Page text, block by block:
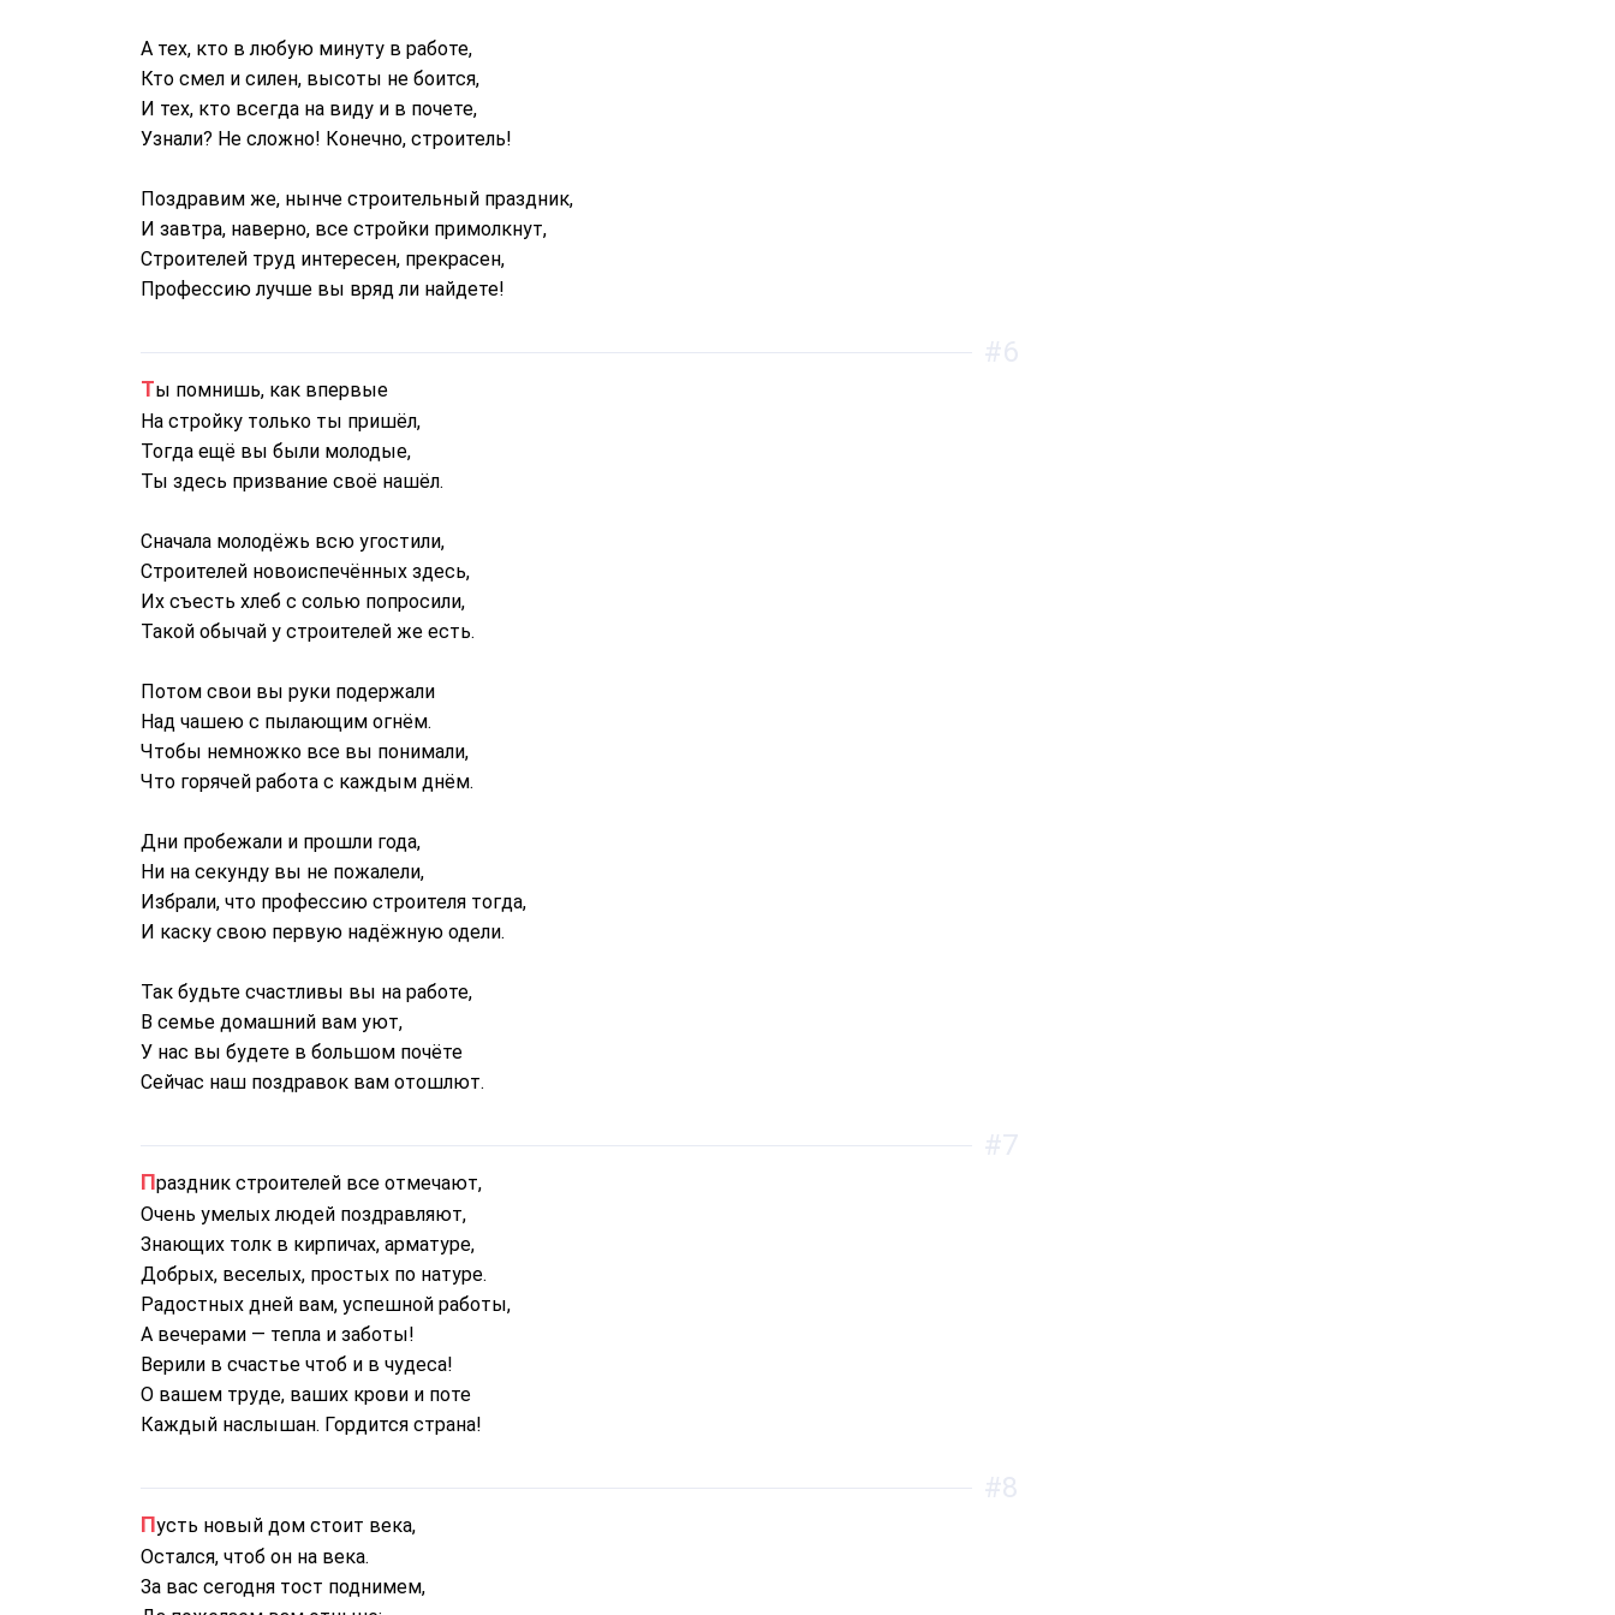
А тех, кто в любую минуту в работе,
Кто смел и силен, высоты не боится,
И тех, кто всегда на виду и в почете,
Узнали? Не сложно! Конечно, строитель!
Поздравим же, нынче строительный праздник,
И завтра, наверно, все стройки примолкнут,
Строителей труд интересен, прекрасен,
Профессию лучше вы вряд ли найдете!
Ты помнишь, как впервые
На стройку только ты пришёл,
Тогда ещё вы были молодые,
Ты здесь призвание своё нашёл.
Сначала молодёжь всю угостили,
Строителей новоиспечённых здесь,
Их съесть хлеб с солью попросили,
Такой обычай у строителей же есть.
Потом свои вы руки подержали
Над чашею с пылающим огнём.
Чтобы немножко все вы понимали,
Что горячей работа с каждым днём.
Дни пробежали и прошли года,
Ни на секунду вы не пожалели,
Избрали, что профессию строителя тогда,
И каску свою первую надёжную одели.
Так будьте счастливы вы на работе,
В семье домашний вам уют,
У нас вы будете в большом почёте
Сейчас наш поздравок вам отошлют.
#6
Праздник строителей все отмечают,
Очень умелых людей поздравляют,
Знающих толк в кирпичах, арматуре,
Добрых, веселых, простых по натуре.
Радостных дней вам, успешной работы,
А вечерами — тепла и заботы!
Верили в счастье чтоб и в чудеса!
О вашем труде, ваших крови и поте
Каждый наслышан. Гордится страна!
#7
Пусть новый дом стоит века,
Остался, чтоб он на века.
За вас сегодня тост поднимем,
#8